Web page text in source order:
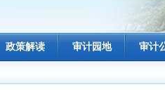
政策解读 审计园地 审计